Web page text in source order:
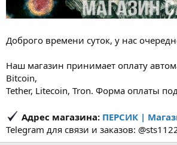
Доброго времени суток, у нас
Наш магазин принимает оплату
Bitcoin,
Tether, Litecoin, Tron. Форма оплаты
Адрес магазина: ПЕРСИК |
Telegram для связи и заказов: